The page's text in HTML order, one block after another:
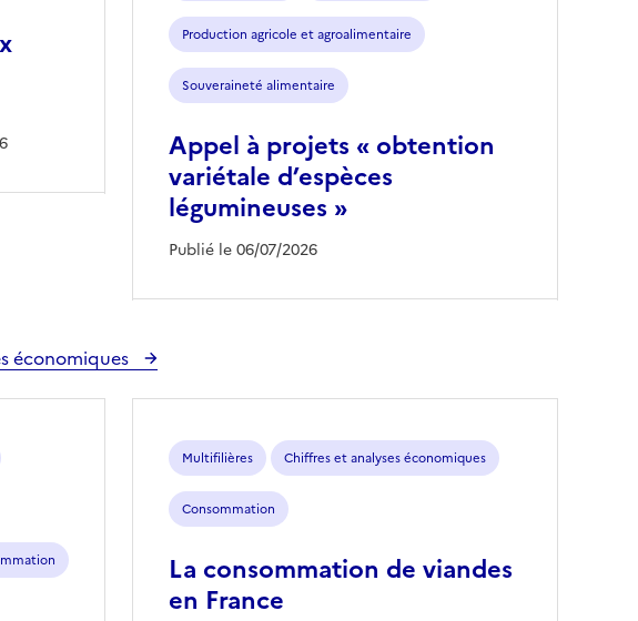
Production agricole et agroalimentaire
Souveraineté alimentaire
Appel à projets « obtention
variétale d’espèces
légumineuses »
Publié le 06/07/2026
économiques
Multifilières Chiffres et analyses économiques
Consommation
La consommation de viandes
en France